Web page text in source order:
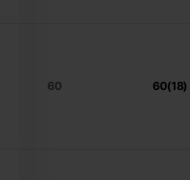
60 60(18)